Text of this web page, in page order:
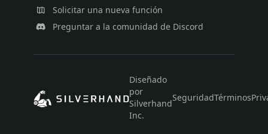
Solicitar una nueva función
Preguntar a la comunidad de Discord
Diseñado
por
Silverhand
Inc.
SeguridadTérminos